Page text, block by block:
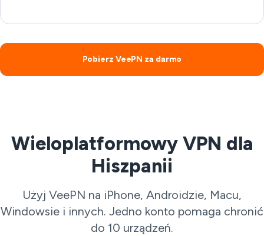
Pobierz VeePN za darmo
Wieloplatformowy VPN dla
Hiszpanii
Użyj VeePN na iPhone, Androidzie, Macu,
Windowsie i innych. Jedno konto pomaga chronić
do 10 urządzeń.